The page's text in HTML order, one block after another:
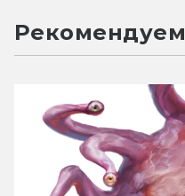
Рекомендуем